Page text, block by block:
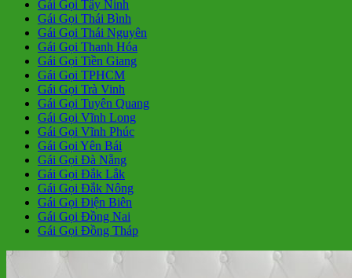
Gái Gọi Tây Ninh
Gái Gọi Thái Bình
Gái Gọi Thái Nguyên
Gái Gọi Thanh Hóa
Gái Gọi Tiền Giang
Gái Gọi TPHCM
Gái Gọi Trà Vinh
Gái Gọi Tuyên Quang
Gái Gọi Vĩnh Long
Gái Gọi Vĩnh Phúc
Gái Gọi Yên Bái
Gái Gọi Đà Nẵng
Gái Gọi Đắk Lắk
Gái Gọi Đắk Nông
Gái Gọi Điện Biên
Gái Gọi Đồng Nai
Gái Gọi Đồng Tháp